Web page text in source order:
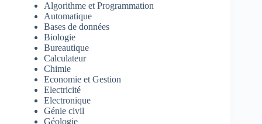
Algorithme et Programmation
Automatique
Bases de données
Biologie
Bureautique
Calculateur
Chimie
Economie et Gestion
Electricité
Electronique
Génie civil
Géologie